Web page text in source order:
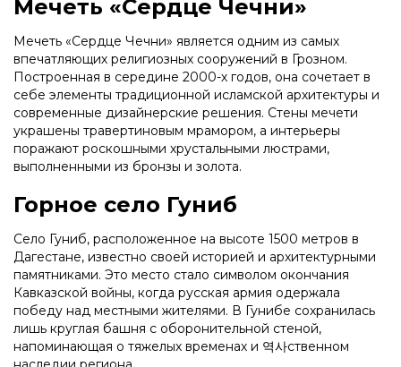
Мечеть «Сердце Чечни»
Мечеть «Сердце Чечни» является одним из самых
впечатляющих религиозных сооружений в Грозном.
Построенная в середине 2000-х годов, она сочетает в
себе элементы традиционной исламской архитектуры и
современные дизайнерские решения. Стены мечети
украшены травертиновым мрамором, а интерьеры
поражают роскошными хрустальными люстрами,
выполненными из бронзы и золота.
Горное село Гуниб
Село Гуниб, расположенное на высоте 1500 метров в
Дагестане, известно своей историей и архитектурными
памятниками. Это место стало символом окончания
Кавказской войны, когда русская армия одержала
победу над местными жителями. В Гунибе сохранилась
лишь круглая башня с оборонительной стеной,
напоминающая о тяжелых временах и 역사ственном